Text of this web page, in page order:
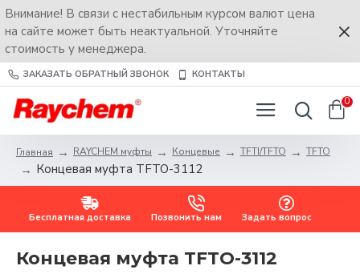
Внимание! В связи с нестабильным курсом валют цена
на сайте может быть неактуальной. Уточняйте
стоимость у менеджера.
ЗАКАЗАТЬ ОБРАТНЫЙ ЗВОНОК КОНТАКТЫ
0
Главная RAYCHEM муфты Концевые TFTI/TFTO TFTO
Концевая муфта TFTO-3112
Бесплатная доставка Позвонить нам Задать вопрос
Концевая муфта TFTO-3112